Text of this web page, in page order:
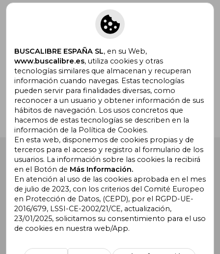
Suscríbete para recibir ofertas y
promociones
¿Necesitas ayuda?
Ir a Centro de Soporte
Buscalibre España . Calle Energía, 65, Nave 3 (08940),
Cornellà de Llobregat, Barcelona. Derechos Reservados.
Buscalibre Argentina| Buscalibre Chile
Buscalibre Uruguay|Buscalibre México|Buscalibre
BUSCALIBRE ESPAÑA SL, en su Web,
www.buscalibre.es, utiliza cookies y otras
tecnologías similares que almacenan y recuperan
información cuando navegas. Estas tecnologías
pueden servir para finalidades diversas, como
reconocer a un usuario y obtener información de sus
hábitos de navegación. Los usos concretos que
hacemos de estas tecnologías se describen en la
información de la Política de Cookies.
En esta web, disponemos de cookies propias y de
terceros para el acceso y registro al formulario de los
usuarios. La información sobre las cookies la recibirá
en el Botón de Más Información.
En atención al uso de las cookies aprobada en el mes
de julio de 2023, con los criterios del Comité Europeo
en Protección de Datos, (CEPD), por el RGPD-UE-
2016/679, LSSI-CE-2002/21/CE, actualización,
23/01/2025, solicitamos su consentimiento para el uso
de cookies en nuestra web/App.